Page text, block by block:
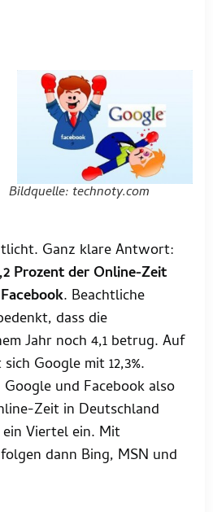
Bildquelle: technoty.com
Ganz klare Antwort:
Prozent der Online-Zeit
. Beachtliche
dass die
Jahr noch 4,1 betrug. Auf
Google mit 12,3%.
und Facebook also
Zeit in Deutschland
Viertel ein. Mit
dann Bing, MSN und